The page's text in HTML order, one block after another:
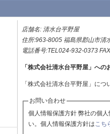
店舗名: 清水台平野屋
住所:963-8005 福島県郡山市清
電話番号:TEL024-932-0373
「株式会社清水台平野屋」への
「株式会社清水台平野屋」に
お問い合わせ
個人情報保護方針 弊社の個人情報保護方針に同意される場合はチェックボックスをクリックしてくださ
い。個人情報保護方針はこち